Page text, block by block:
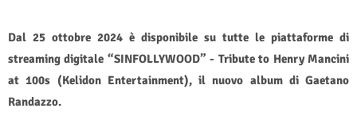
Dal 25 ottobre 2024 è disponibile su tutte le piattaforme di
streaming digitale “SINFOLLYWOOD” - Tribute to Henry Mancini
at 100s (Kelidon Entertainment), il nuovo album di Gaetano
Randazzo.